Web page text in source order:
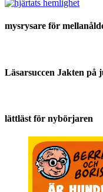
mysrysare för
Läsarsuccen Jakten på
lättläst för nybörjaren